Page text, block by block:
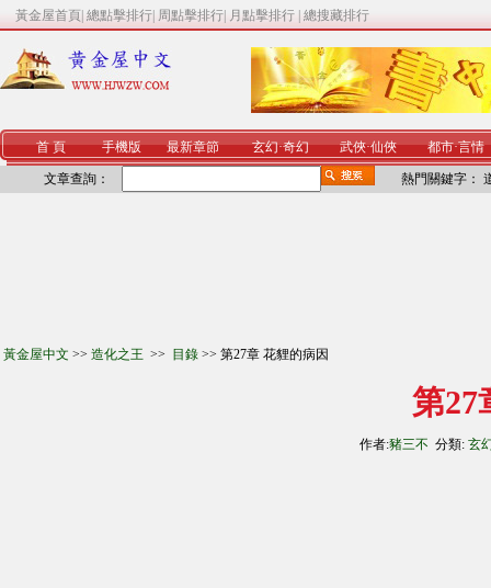
黃金屋首頁 總點擊排行 周點擊排行 月點擊排行 總搜藏排行
首 頁 手機版 最新章節 玄幻·奇幻 武俠·仙俠 都市·言情
文章查詢： 熱門關鍵字：
黃金屋中文 >> 造化之王 >> 目錄 >> 第27章 花貍的病因
第27
作者:豬三不 分類: 玄